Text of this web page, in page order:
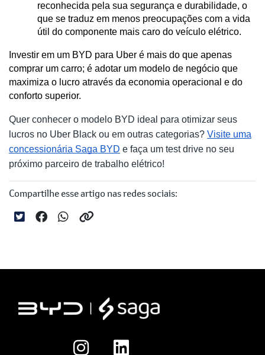
reconhecida pela sua segurança e durabilidade, o
que se traduz em menos preocupações com a vida
útil do componente mais caro do veículo elétrico.
Investir em um BYD para Uber é mais do que apenas
comprar um carro; é adotar um modelo de negócio que
maximiza o lucro através da economia operacional e do
conforto superior.
Quer conhecer o modelo BYD ideal para otimizar seus
lucros no Uber Black ou em outras categorias? Visite uma
concessionária Saga BYD e faça um test drive no seu
próximo parceiro de trabalho elétrico!
Compartilhe esse artigo nas redes sociais: